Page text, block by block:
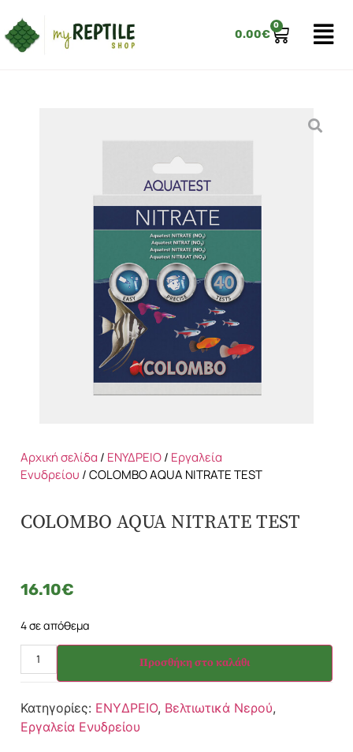
0.00€
0
Αρχική σελίδα / ΕΝΥΔΡΕΙΟ/ Εργαλεία
Ενυδρείου / COLOMBO AQUA NITRATE TEST
COLOMBO AQUA NITRATE TEST
16.10€
4 σε απόθεμα
Προσθήκη στο καλάθι
Κατηγορίες: ΕΝΥΔΡΕΙΟ, Βελτιωτικά Νερού,
Εργαλεία Ενυδρείου